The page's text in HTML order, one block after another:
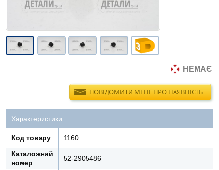
НЕМАЄ
ПОВІДОМИТИ МЕНЕ ПРО НАЯВНІСТЬ
Характеристики
Код товару 1160
Каталожний
номер
52-2905486